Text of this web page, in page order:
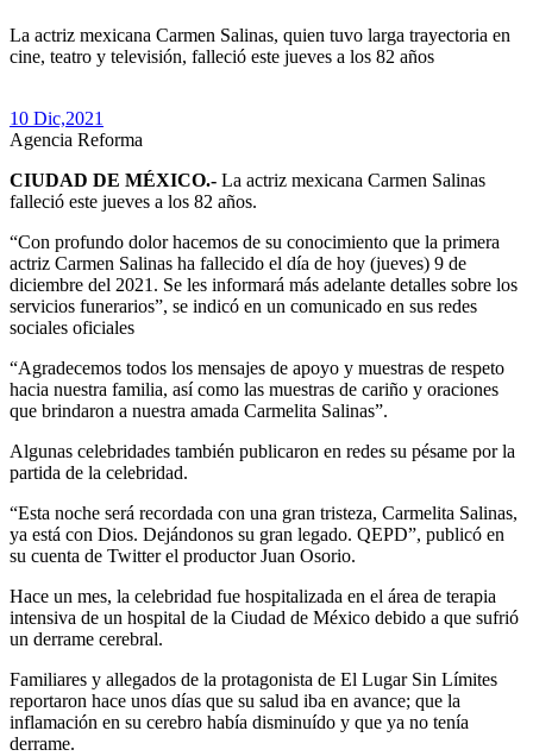
La actriz mexicana Carmen Salinas, quien tuvo larga trayectoria en
cine, teatro y televisión, falleció este jueves a los 82 años
10 Dic,2021
Agencia Reforma
CIUDAD DE MÉXICO.- La actriz mexicana Carmen Salinas
falleció este jueves a los 82 años.
“Con profundo dolor hacemos de su conocimiento que la primera
actriz Carmen Salinas ha fallecido el día de hoy (jueves) 9 de
diciembre del 2021. Se les informará más adelante detalles sobre los
servicios funerarios”, se indicó en un comunicado en sus redes
sociales oficiales
“Agradecemos todos los mensajes de apoyo y muestras de respeto
hacia nuestra familia, así como las muestras de cariño y oraciones
que brindaron a nuestra amada Carmelita Salinas”.
Algunas celebridades también publicaron en redes su pésame por la
partida de la celebridad.
“Esta noche será recordada con una gran tristeza, ⁦Carmelita Salinas,
ya está con Dios. Dejándonos su gran legado. QEPD”, publicó en
su cuenta de Twitter el productor Juan Osorio.
Hace un mes, la celebridad fue hospitalizada en el área de terapia
intensiva de un hospital de la Ciudad de México debido a que sufrió
un derrame cerebral.
Familiares y allegados de la protagonista de El Lugar Sin Límites
reportaron hace unos días que su salud iba en avance; que la
inflamación en su cerebro había disminuído y que ya no tenía
derrame.